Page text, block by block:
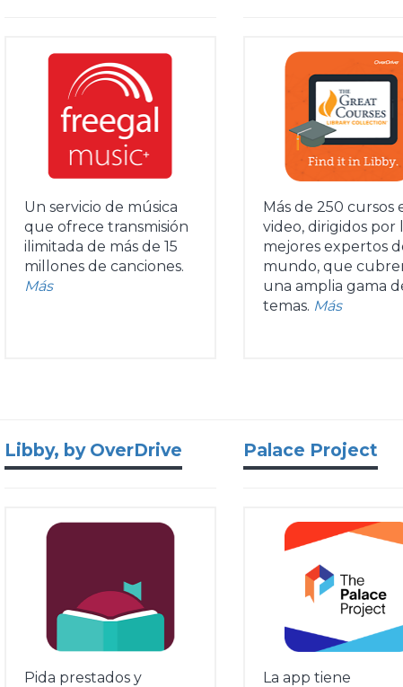
Un servicio de música
que ofrece transmisión
ilimitada de más de 15
millones de canciones.
Más
Más de 250 cursos
video, dirigidos por
mejores expertos
mundo, que
una amplia gama
temas. Más
Libby, by OverDrive
Pida prestados y
Palace Project
La app tiene